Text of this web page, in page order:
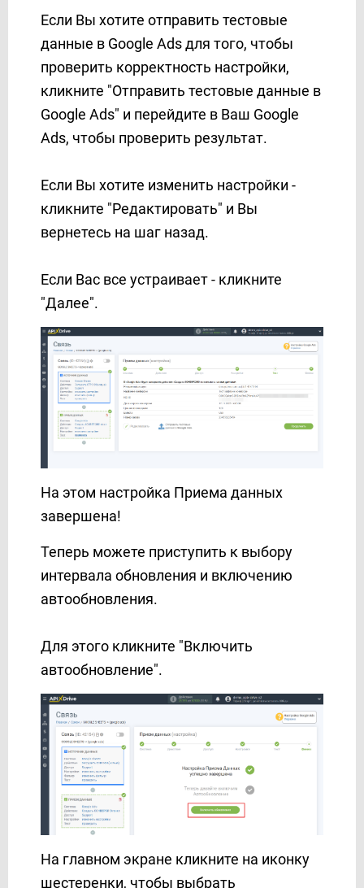
Если Вы хотите отправить тестовые
данные в Google Ads для того, чтобы
проверить корректность настройки,
кликните "Отправить тестовые данные в
Google Ads" и перейдите в Ваш Google
Ads, чтобы проверить результат.
Если Вы хотите изменить настройки -
кликните "Редактировать" и Вы
вернетесь на шаг назад.
Если Вас все устраивает - кликните
"Далее".
На этом настройка Приема данных
завершена!
Теперь можете приступить к выбору
интервала обновления и включению
автообновления.
Для этого кликните "Включить
автообновление".
На главном экране кликните на иконку
шестеренки, чтобы выбрать